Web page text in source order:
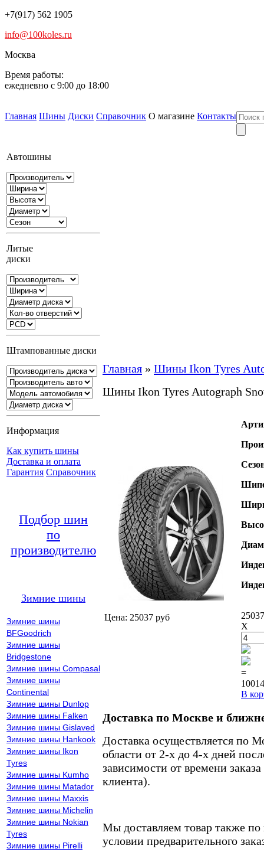
+7(917) 562 1905
info@100koles.ru
Москва
Время работы:
ежедневно с 9:00 до 18:00
Главная Шины Диски Справочник О магазине Контакты
Автошины
Литые
диски
Штампованные диски
Информация
Как купить шины
Доставка и оплата
Гарантия Справочник
Подбор шин
по
производителю
Зимние шины
Зимние шины
BFGoodrich
Зимние шины
Bridgestone
Зимние шины Compasal
Зимние шины
Continental
Зимние шины Dunlop
Зимние шины Falken
Зимние шины Gislaved
Зимние шины Hankook
Зимние шины Ikon
Tyres
Зимние шины Kumho
Зимние шины Matador
Зимние шины Maxxis
Зимние шины Michelin
Зимние шины Nokian
Tyres
Зимние шины Pirelli
Главная » Шины Ikon Tyres
Шины Ikon Tyres Autograph
Цена: 25037 руб
X
=
В
Доставка по Москве и
Доставка осуществляется по
области от 2-х до 4-х дней
зависимости от времени
клиента).
Мы доставляем товар также
условии предварительного